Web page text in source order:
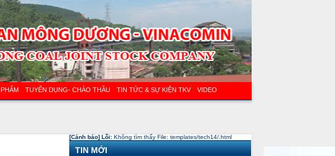
TUYỂN DỤNG- CHÀO THẦU TIN TỨC & SỰ KIỆN TKV VIDEO
[Cảnh báo] Lỗi: Không tìm thấy File: templates/tech14/.html
TIN MỚI